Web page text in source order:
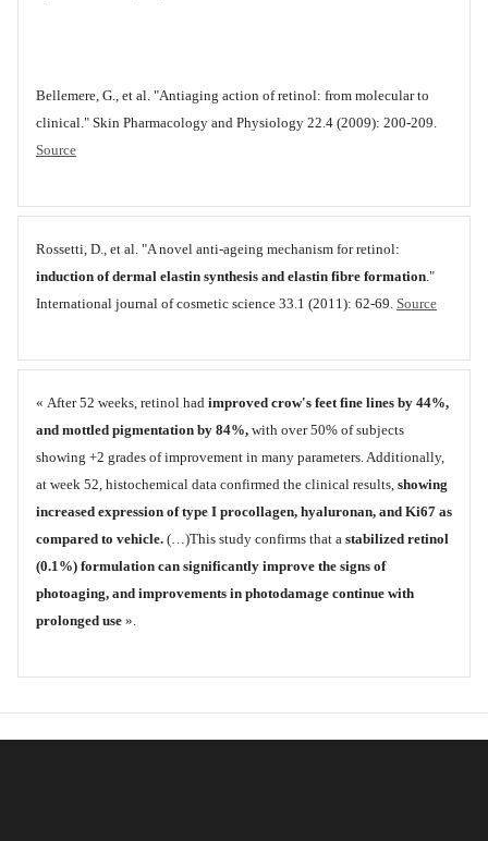
Bellemere, G., et al. "Antiaging action of retinol: from molecular to
clinical." Skin Pharmacology and Physiology 22.4 (2009): 200-209.
Source
Rossetti, D., et al. "A novel anti‐ageing mechanism for retinol:
induction of dermal elastin synthesis and elastin fibre formation."
International journal of cosmetic science 33.1 (2011): 62-69. Source
« After 52 weeks, retinol had improved crow's feet fine lines by 44%,
and mottled pigmentation by 84%, with over 50% of subjects
showing +2 grades of improvement in many parameters. Additionally,
at week 52, histochemical data confirmed the clinical results, showing
increased expression of type I procollagen, hyaluronan, and Ki67 as
compared to vehicle. (…)This study confirms that a stabilized retinol
(0.1%) formulation can significantly improve the signs of
photoaging, and improvements in photodamage continue with
prolonged use ».